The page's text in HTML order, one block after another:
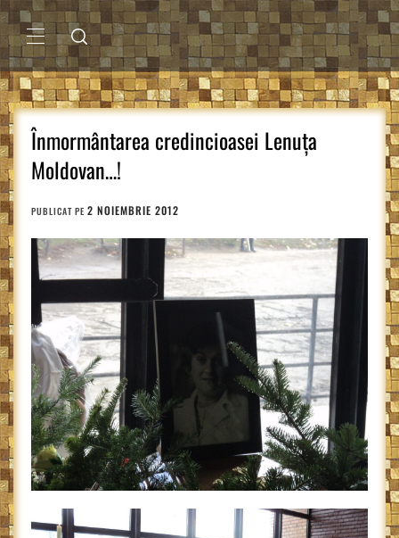
Sari
la
conținutMENIU
PRINCIPAL
Înmormântarea credincioasei Lenuța
Moldovan…!
PUBLICAT PE 2 NOIEMBRIE 2012